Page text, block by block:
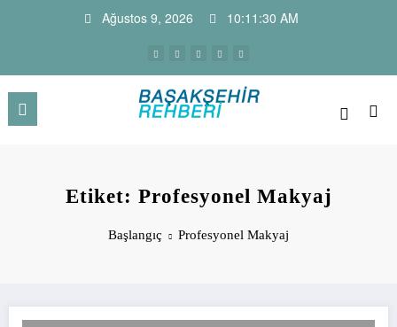
Ağustos 9, 2026 10:11:31 AM
Etiket: Profesyonel Makyaj
Başlangıç Profesyonel Makyaj